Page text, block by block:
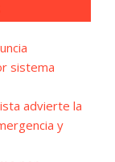
sistema
advierte la
y